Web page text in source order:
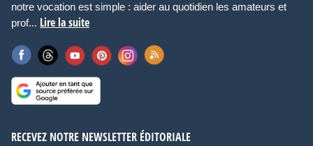
notre vocation est simple : aider au quotidien les amateurs et
prof... Lire la suite
RECEVEZ NOTRE NEWSLETTER ÉDITORIALE